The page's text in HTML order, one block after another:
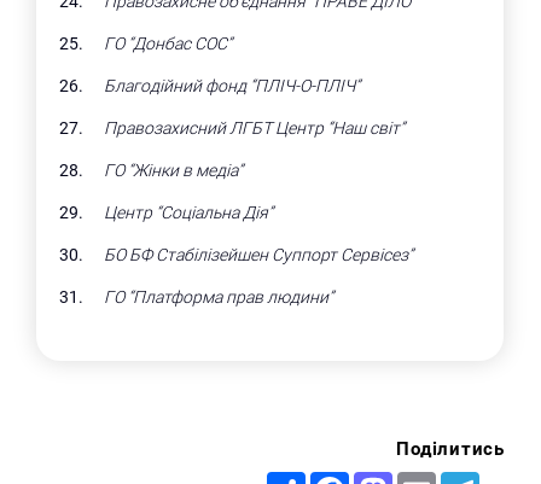
ГО “Донбас СОС”
Благодійний фонд “ПЛІЧ-О-ПЛІЧ”
Правозахисний ЛГБТ Центр “Наш світ”
ГО “Жінки в медіа”
Центр “Соціальна Дія”
БО БФ Стабілізейшен Суппорт Сервісез”
ГО “Платформа прав людини”
Поділитись